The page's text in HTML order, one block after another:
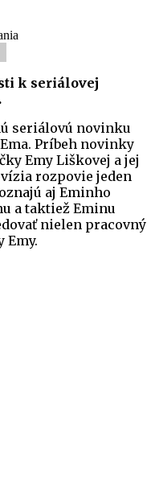
k seriálovej
seriálovú novinku
Príbeh novinky
Emy Liškovej a jej
rozpovie jeden
aj Eminho
a taktiež Eminu
nielen pracovný
Emy.